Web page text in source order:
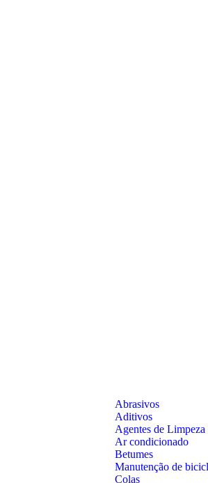
Abrasivos
Aditivos
Agentes de Limpeza
Ar condicionado
Betumes
Manutenção de
Colas